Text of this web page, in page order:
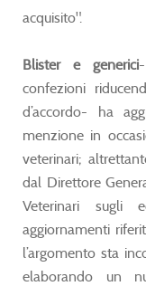
acquisito".
Blister e generici
confezioni
d’accordo- ha
menzione in
veterinari;
dal Direttore
Veterinari sugli
aggiornamenti
l’argomento sta
elaborando un